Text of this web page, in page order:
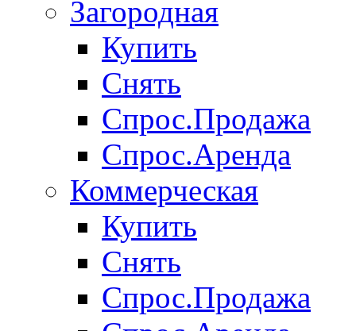
Загородная
Купить
Снять
Спрос.Продажа
Спрос.Аренда
Коммерческая
Купить
Снять
Спрос.Продажа